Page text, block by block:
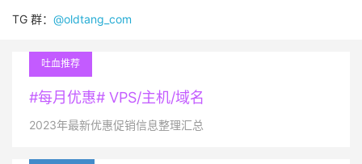
TG 群： @oldtang_com
吐血推荐
#每月优惠# VPS/主机/域名
2023年最新优惠促销信息整理汇总